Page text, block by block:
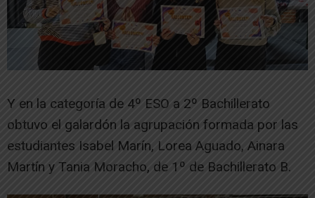
Y en la categoría de 4º ESO a 2º Bachillerato
obtuvo el galardón la agrupación formada por las
estudiantes Isabel Marín, Lorea Aguado, Ainara
Martín y Tania Moracho, de 1º de Bachillerato B.